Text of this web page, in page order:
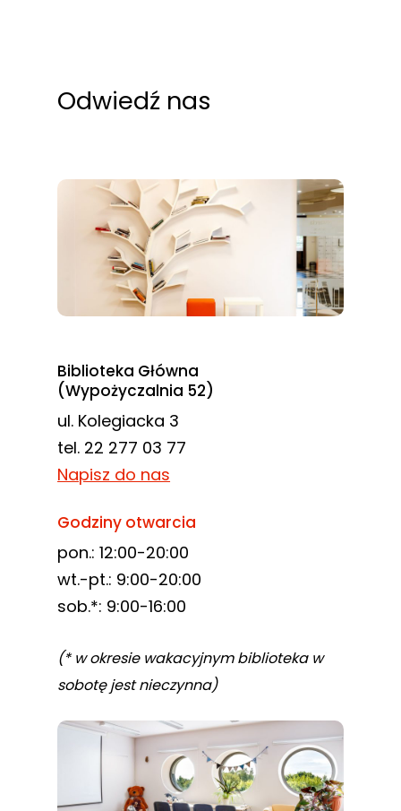
Odwiedź nas
Biblioteka Główna
(Wypożyczalnia 52)
ul. Kolegiacka 3
tel. 22 277 03 77
Napisz do nas
Godziny otwarcia
pon.: 12:00-20:00
wt.-pt.: 9:00-20:00
sob.*: 9:00-16:00
(* w okresie wakacyjnym biblioteka w
sobotę jest nieczynna)